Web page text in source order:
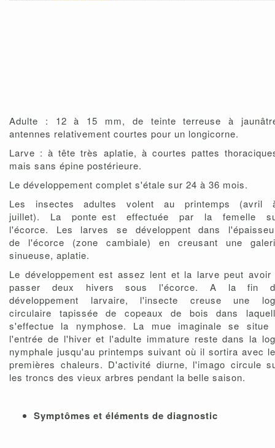
Adulte : 12 à 15 mm, de teinte terreuse à
antennes relativement courtes pour un longicorne.
Larve : à tête très aplatie, à courtes pattes
mais sans épine postérieure.
Le développement complet s'étale sur 24 à 36 mois.
Les insectes adultes volent au printemps (avril
juillet). La ponte est effectuée par la femelle
l'écorce. Les larves se développent dans
de l'écorce (zone cambiale) en creusant une
sinueuse, aplatie.
Le développement est assez lent et la larve peut avoir
passer deux hivers sous l'écorce. A la fin
développement larvaire, l'insecte creuse une
circulaire tapissée de copeaux de bois dans
s'effectue la nymphose. La mue imaginale se situe
l'entrée de l'hiver et l'adulte immature reste dans la
nymphale jusqu'au printemps suivant où il sortira avec
premières chaleurs. D'activité diurne, l'imago circule
les troncs des vieux arbres pendant la belle saison.
Symptômes et éléments de diagnostic